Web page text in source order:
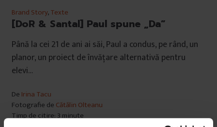
Brand Story,Texte
[DoR & Santal] Paul spune „Da”
Până la cei 21 de ani ai săi, Paul a condus, pe rând, un
planor, un proiect de învățare alternativă pentru
elevi…
De Irina Tacu
Fotografie de Cătălin Olteanu
Timp de citire: 3 minute